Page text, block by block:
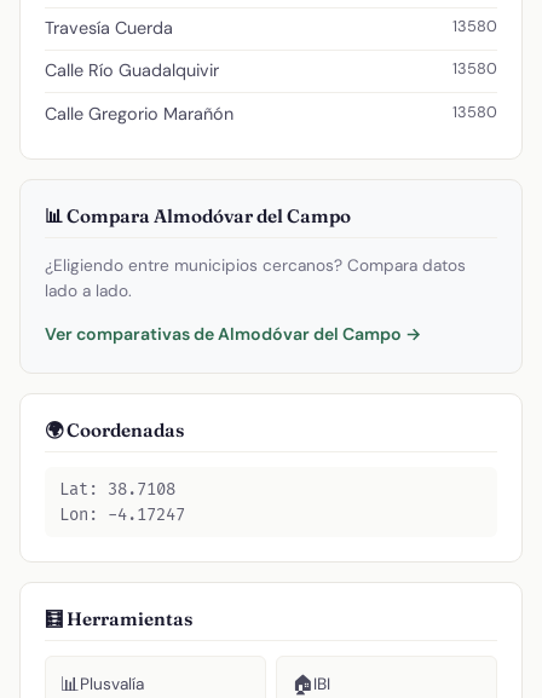
Travesía Cuerda 13580
Calle Río Guadalquivir 13580
Calle Gregorio Marañón 13580
📊 Compara Almodóvar del Campo
¿Eligiendo entre municipios cercanos? Compara datos
lado a lado.
Ver comparativas de Almodóvar del Campo →
🌍 Coordenadas
Lat: 38.7108
Lon: -4.17247
🧮 Herramientas
📊Plusvalía 🏠IBI